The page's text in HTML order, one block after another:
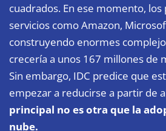
cuadrados. En ese momento,
servicios como Amazon,
construyendo enormes
crecería a unos 167 millones de
Sin embargo, IDC predice que
empezar a reducirse a partir de
principal no es otra que la
nube.